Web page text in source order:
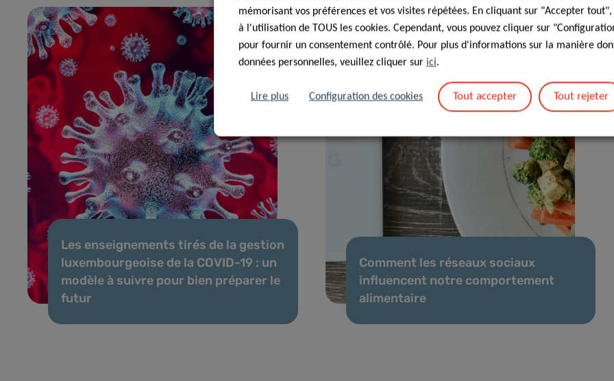
Les enseignements tirés de la gestion
luxembourgeoise de la COVID-19 : un
modèle à suivre pour bien préparer le
futur
Comment les réseaux sociaux
influencent notre comportement
alimentaire
mémorisant vos préférences et vos visites répétées. En cliquant sur "Accepter tout",
à l'utilisation de TOUS les cookies. Cependant, vous pouvez cliquer sur
pour fournir un consentement contrôlé. Pour plus d'informations sur la manière
données personnelles, veuillez cliquer sur ici.
Lire plus Configuration des cookies Tout accepter Tout rejeter